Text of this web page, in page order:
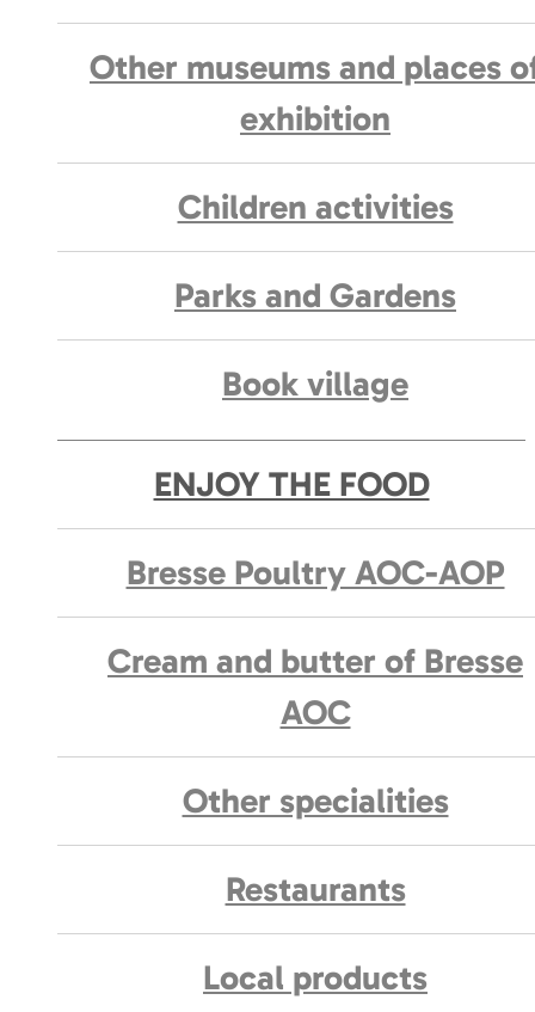
Other museums and places
exhibition
Children activities
Parks and Gardens
Book village
ENJOY THE FOOD
Bresse Poultry AOC-AOP
Cream and butter of Bresse
AOC
Other specialities
Restaurants
Local products